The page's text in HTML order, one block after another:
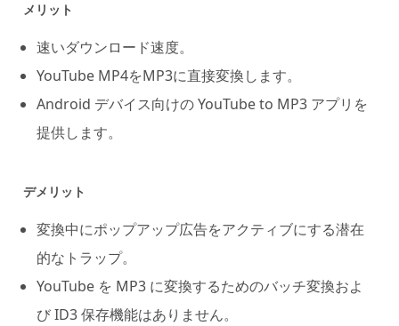
メリット
速いダウンロード速度。
YouTube MP4をMP3に直接変換します。
Android デバイス向けの YouTube to MP3 アプリを
提供します。
デメリット
変換中にポップアップ広告をアクティブにする潜在
的なトラップ。
YouTube を MP3 に変換するためのバッチ変換およ
び ID3 保存機能はありません。